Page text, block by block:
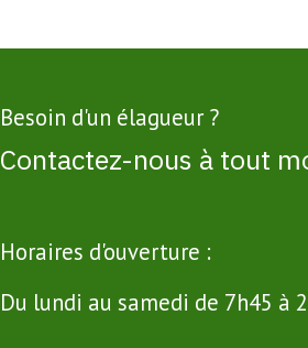
Besoin d'un élagueur ?
Contactez-nous à tout
Horaires d'ouverture :
Du lundi au samedi de 7h45 à